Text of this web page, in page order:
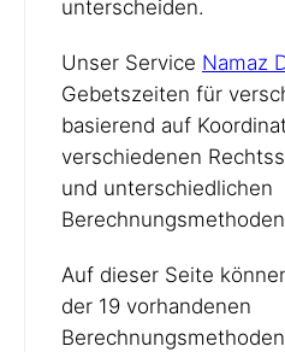
unterscheiden.
Unser Service Namaz
Gebetszeiten für
basierend auf
verschiedenen
und unterschiedlichen
Auf dieser Seite
der 19 vorhandenen